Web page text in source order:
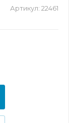
Артикул: 22461